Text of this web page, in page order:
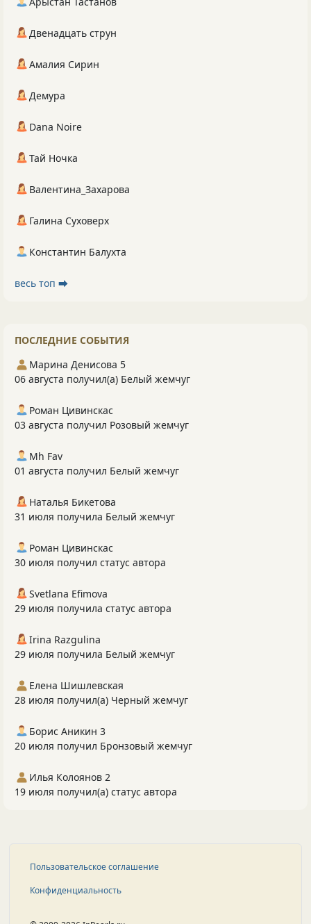
Двенадцать струн
Амалия Сирин
Демура
Dana Noire
Тай Ночка
Валентина_Захарова
Галина Суховерх
Константин Балухта
весь топ ⮕
ПОСЛЕДНИЕ СОБЫТИЯ
Марина Денисова 5
06 августа получил(а) Белый жемчуг
Роман Цивинскас
03 августа получил Розовый жемчуг
Mh Fav
01 августа получил Белый жемчуг
Наталья Бикетова
31 июля получила Белый жемчуг
Роман Цивинскас
30 июля получил статус автора
Svetlana Efimova
29 июля получила статус автора
Irina Razgulina
29 июля получила Белый жемчуг
Елена Шишлевская
28 июля получил(а) Черный жемчуг
Борис Аникин 3
20 июля получил Бронзовый жемчуг
Илья Колоянов 2
19 июля получил(а) статус автора
Пользовательское соглашение
Конфиденциальность